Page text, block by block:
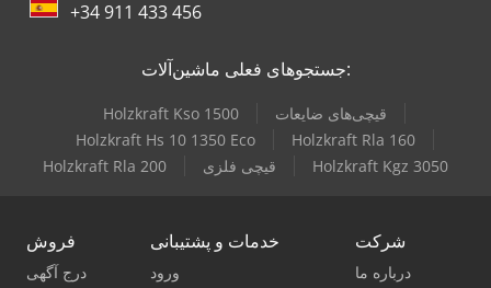
+34 911 433 456
جستجوهای فعلی ماشین‌آلات:
Holzkraft Kso 1500
قیچی‌های ضایعات
Holzkraft Hs 10 1350 Eco
Holzkraft Rla 160
Holzkraft Rla 200
قیچی فلزی Holzkraft Kgz 3050
فروش
درج آگهی
خدمات و پشتیبانی
ورود
شرکت
درباره ما